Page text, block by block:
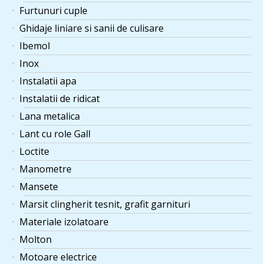
Furtunuri cuple
Ghidaje liniare si sanii de culisare
Ibemol
Inox
Instalatii apa
Instalatii de ridicat
Lana metalica
Lant cu role Gall
Loctite
Manometre
Mansete
Marsit clingherit tesnit, grafit garnituri
Materiale izolatoare
Molton
Motoare electrice